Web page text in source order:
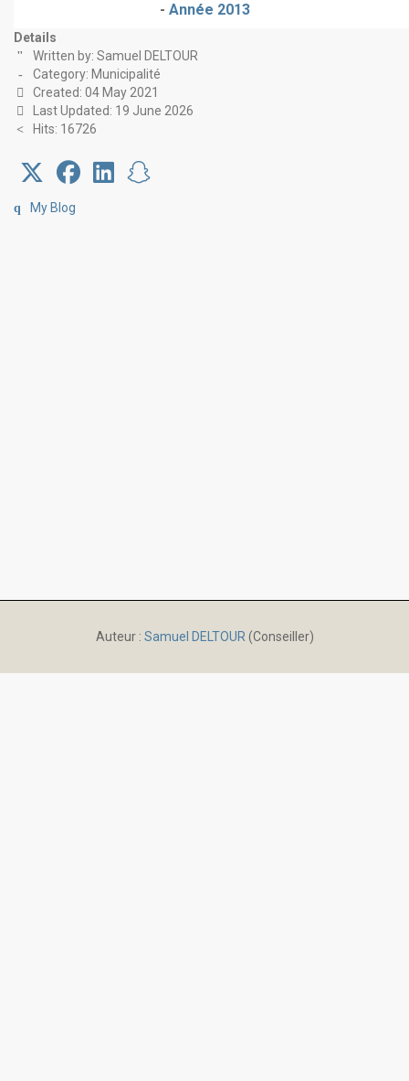
- Année 2013
Details
Written by: Samuel DELTOUR
Category: Municipalité
Created: 04 May 2021
Last Updated: 19 June 2026
Hits: 16726
My Blog
Auteur : Samuel DELTOUR (Conseiller)